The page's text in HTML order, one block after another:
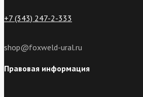
+7 (343) 247-2-333
shop@foxweld-ural.ru
Правовая информация